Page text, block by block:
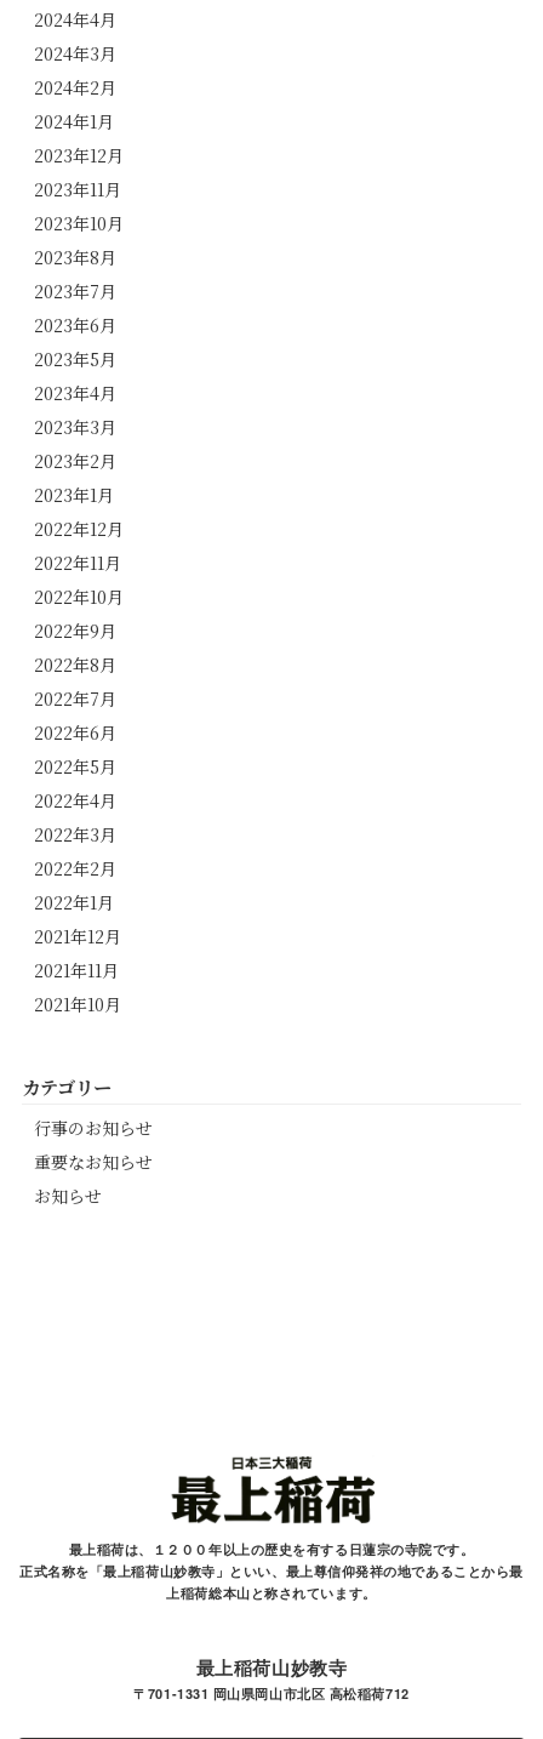
2024年4月
2024年3月
2024年2月
2024年1月
2023年12月
2023年11月
2023年10月
2023年8月
2023年7月
2023年6月
2023年5月
2023年4月
2023年3月
2023年2月
2023年1月
2022年12月
2022年11月
2022年10月
2022年9月
2022年8月
2022年7月
2022年6月
2022年5月
2022年4月
2022年3月
2022年2月
2022年1月
2021年12月
2021年11月
2021年10月
カテゴリー
行事のお知らせ
重要なお知らせ
お知らせ
最上稲荷は、１２００年以上の歴史を有する 日蓮宗の寺院です。
正式名称を「最上稲荷山妙教寺」といい、最上尊信仰発祥の地であることから最
上稲荷総本山と称されています。
最上稲荷山妙教寺
〒701-1331 岡山県岡山市北区 高松稲荷712